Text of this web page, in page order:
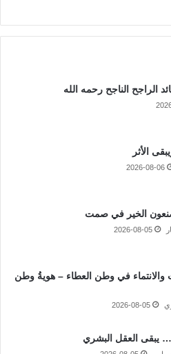
الراجح الناجح رحمه الله
الأثر
2026-08-06
الخير في صمت
2026-08-05
والانتماء في وطن العطاء – هويةُ وطن
2026-08-05
يبقى العقل البشري